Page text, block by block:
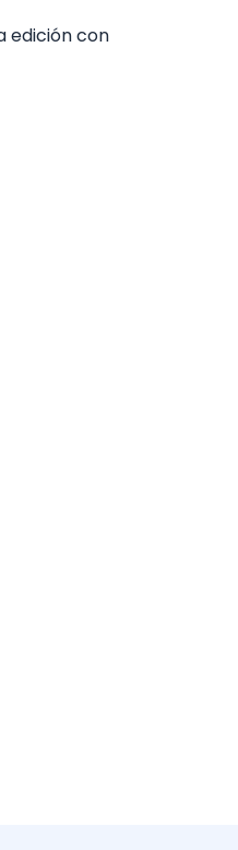
edición con